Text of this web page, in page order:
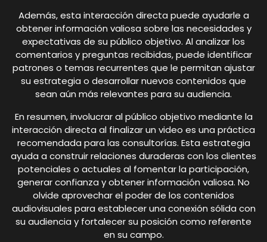
Además, esta interacción directa puede ayudarle a
obtener información valiosa sobre las necesidades y
expectativas de su público objetivo. Al analizar los
comentarios y preguntas recibidas, puede identificar
patrones o temas recurrentes que le permitan ajustar
su estrategia o desarrollar nuevos contenidos que
sean aún más relevantes para su audiencia.
En resumen, involucrar al público objetivo mediante la
interacción directa al finalizar un video es una práctica
recomendada para las consultorías. Esta estrategia
ayuda a construir relaciones duraderas con los clientes
potenciales o actuales al fomentar la participación,
generar confianza y obtener información valiosa. No
olvide aprovechar el poder de los contenidos
audiovisuales para establecer una conexión sólida con
su audiencia y fortalecer su posición como referente
en su campo.